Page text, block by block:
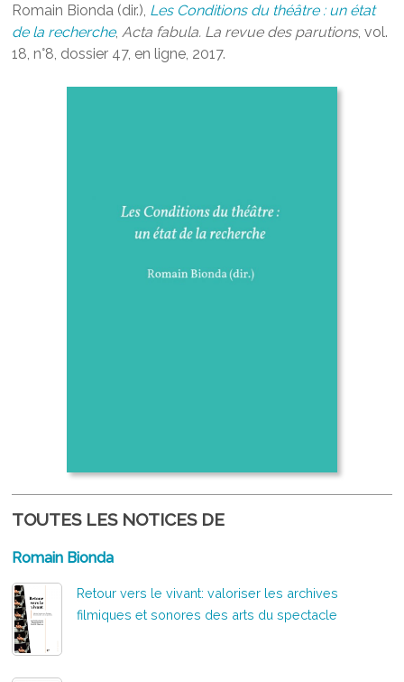
Romain Bionda (dir.), Les Conditions du théâtre : un état
de la recherche,Acta fabula. La revue des parutions, vol.
18, n°8, dossier 47, en ligne, 2017.
TOUTES LES NOTICES DE
Romain Bionda
Retour vers le vivant: valoriser les archives
filmiques et sonores des arts du spectacle